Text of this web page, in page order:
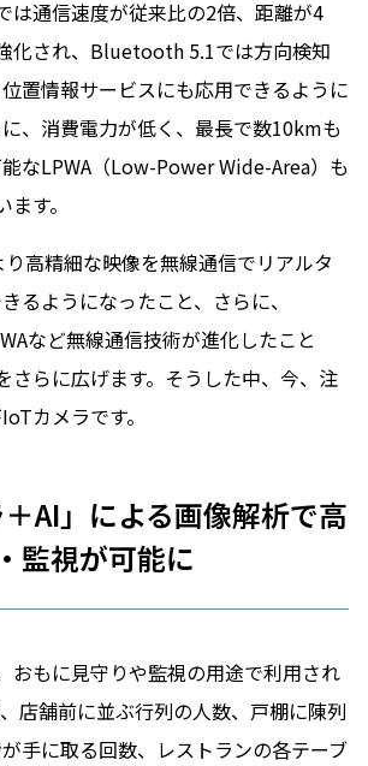
通信速度が従来比の2倍、距離が4
化され、Bluetooth 5.1では方向検知
置情報サービスにも応用できるように
、消費電力が低く、最長で数10kmも
なLPWA（Low-Power Wide-Area）も
す。
高精細な映像を無線通信でリアルタ
るようになったこと、さらに、
など無線通信技術が進化したこと
さらに広げます。そうした中、今、注
カメラです。
＋AI」による画像解析で高
監視が可能に
おもに見守りや監視の用途で利用され
店舗前に並ぶ行列の人数、戸棚に陳列
手に取る回数、レストランの各テーブ